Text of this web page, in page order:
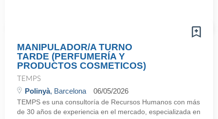
MANIPULADOR/A TURNO
TARDE (PERFUMERÍA Y
PRODUCTOS COSMETICOS)
TEMPS
Polinyà, Barcelona 06/05/2026
TEMPS es una consultoría de Recursos Humanos con más
de 30 años de experiencia en el mercado, especializada en